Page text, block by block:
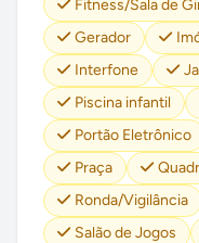
Fitness/Sala de
Gerador
Interfone
Piscina infantil
Portão Eletrônico
Praça
Ronda/Vigilância
Salão de Jogos